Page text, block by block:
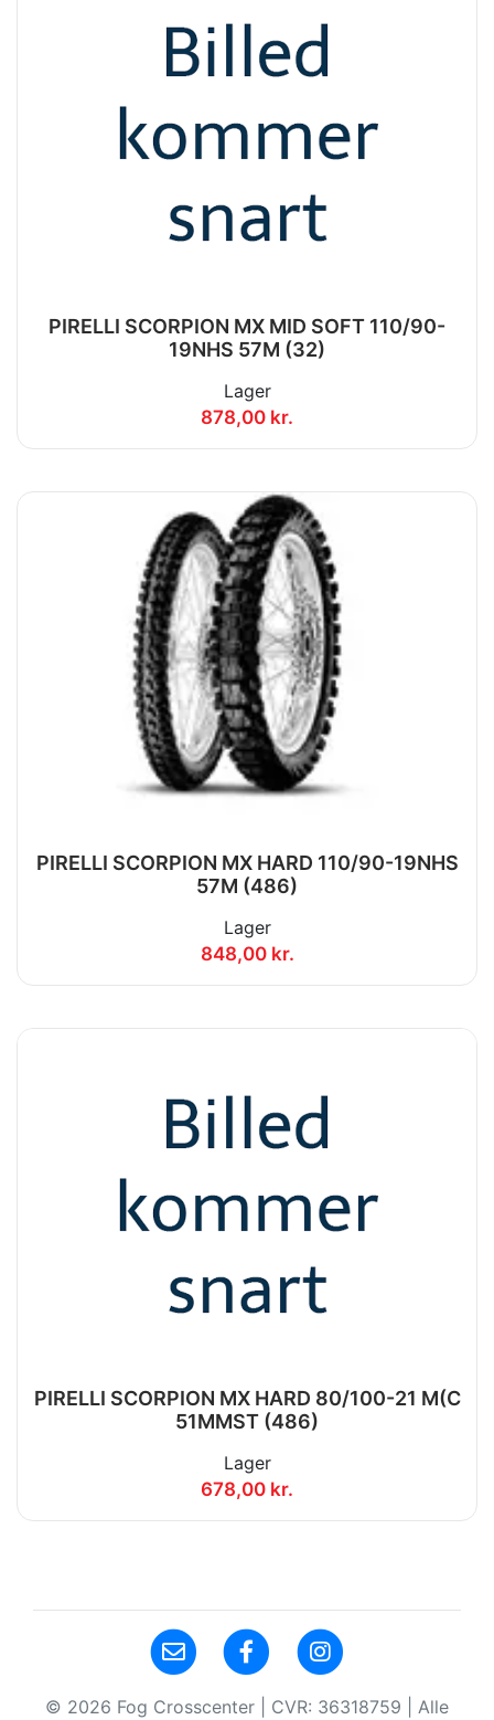
PIRELLI SCORPION MX MID SOFT 110/90-
19NHS 57M (32)
Lager
878,00 kr.
PIRELLI SCORPION MX HARD 110/90-19NHS
57M (486)
Lager
848,00 kr.
PIRELLI SCORPION MX HARD 80/100-21 M(C
51MMST (486)
Lager
678,00 kr.
© 2026 Fog Crosscenter | CVR: 36318759 | Alle